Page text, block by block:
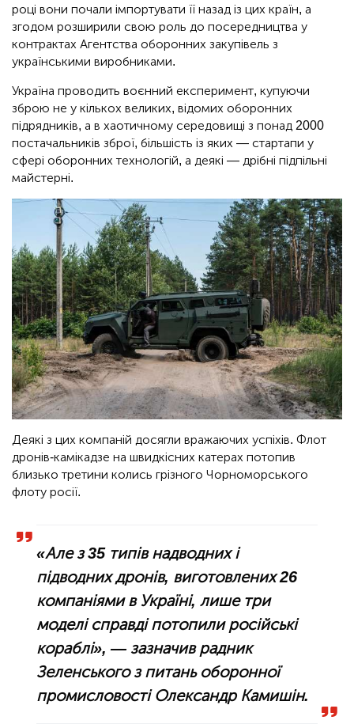
році вони почали імпортувати її назад із цих країн, а
згодом розширили свою роль до посередництва у
контрактах Агентства оборонних закупівель з
українськими виробниками.
Україна проводить воєнний експеримент, купуючи
зброю не у кількох великих, відомих оборонних
підрядників, а в хаотичному середовищі з понад 2000
постачальників зброї, більшість із яких — стартапи у
сфері оборонних технологій, а деякі — дрібні підпільні
майстерні.
Деякі з цих компаній досягли вражаючих успіхів. Флот
дронів-камікадзе на швидкісних катерах потопив
близько третини колись грізного Чорноморського
флоту росії.
«Але з 35 типів надводних і
підводних дронів, виготовлених 26
компаніями в Україні, лише три
моделі справді потопили російські
кораблі», — зазначив радник
Зеленського з питань оборонної
промисловості Олександр Камишін.